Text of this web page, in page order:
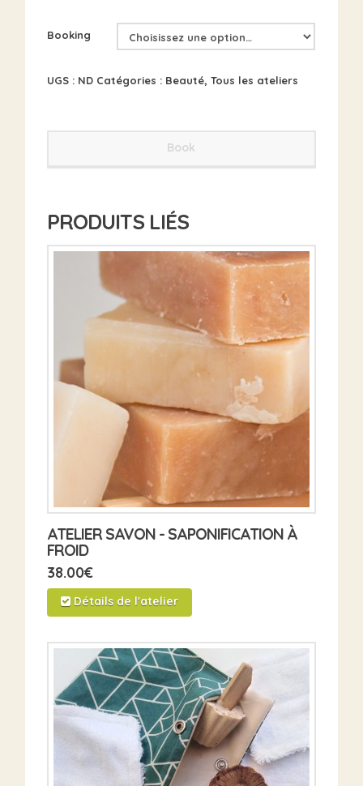
Booking
UGS : ND Catégories : Beauté,Tous les ateliers
Book
PRODUITS LIÉS
ATELIER SAVON - SAPONIFICATION À
FROID
38.00€
Détails de l'atelier